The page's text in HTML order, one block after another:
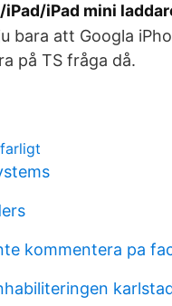
iPad/iPad mini
bara att Googla
på TS fråga då.
kommentera pa